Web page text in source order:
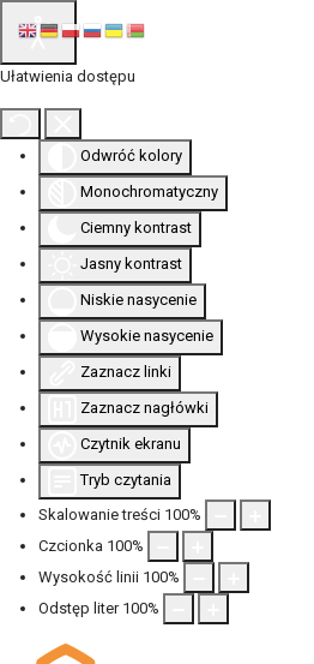
Ułatwienia dostępu
Odwróć kolory
Monochromatyczny
Ciemny kontrast
Jasny kontrast
Niskie nasycenie
Wysokie nasycenie
Zaznacz linki
Zaznacz nagłówki
Czytnik ekranu
Tryb czytania
Skalowanie treści 100%
Czcionka 100%
Wysokość linii 100%
Odstęp liter 100%